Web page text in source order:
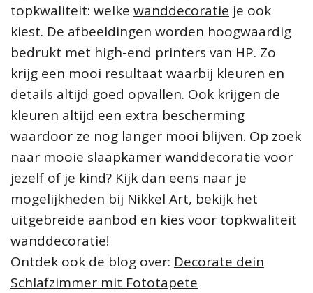
topkwaliteit: welke wanddecoratie je ook
kiest. De afbeeldingen worden hoogwaardig
bedrukt met high-end printers van HP. Zo
krijg een mooi resultaat waarbij kleuren en
details altijd goed opvallen. Ook krijgen de
kleuren altijd een extra bescherming
waardoor ze nog langer mooi blijven. Op zoek
naar mooie slaapkamer wanddecoratie voor
jezelf of je kind? Kijk dan eens naar je
mogelijkheden bij Nikkel Art, bekijk het
uitgebreide aanbod en kies voor topkwaliteit
wanddecoratie!
Ontdek ook de blog over: Decorate dein
Schlafzimmer mit Fototapete